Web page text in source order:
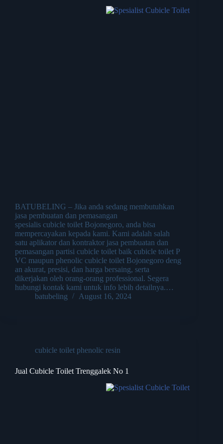
BATUBELING – Jika anda sedang membutuhkan
jasa pembuatan dan pemasangan
spesialis cubicle toilet Bojonegoro, anda bisa
mempercayakan kepada kami. Kami adalah salah
satu aplikator dan kontraktor jasa pembuatan dan
pemasangan partisi cubicle toilet baik cubicle toilet P
VC maupun phenolic cubicle toilet Bojonegoro deng
an akurat, presisi, dan harga bersaing, serta
dikerjakan oleh orang-orang professional. Segera
hubungi kontak kami untuk info lebih detailnya.…
batubeling
August 16, 2024
cubicle toilet phenolic resin
Jual Cubicle Toilet Trenggalek No 1